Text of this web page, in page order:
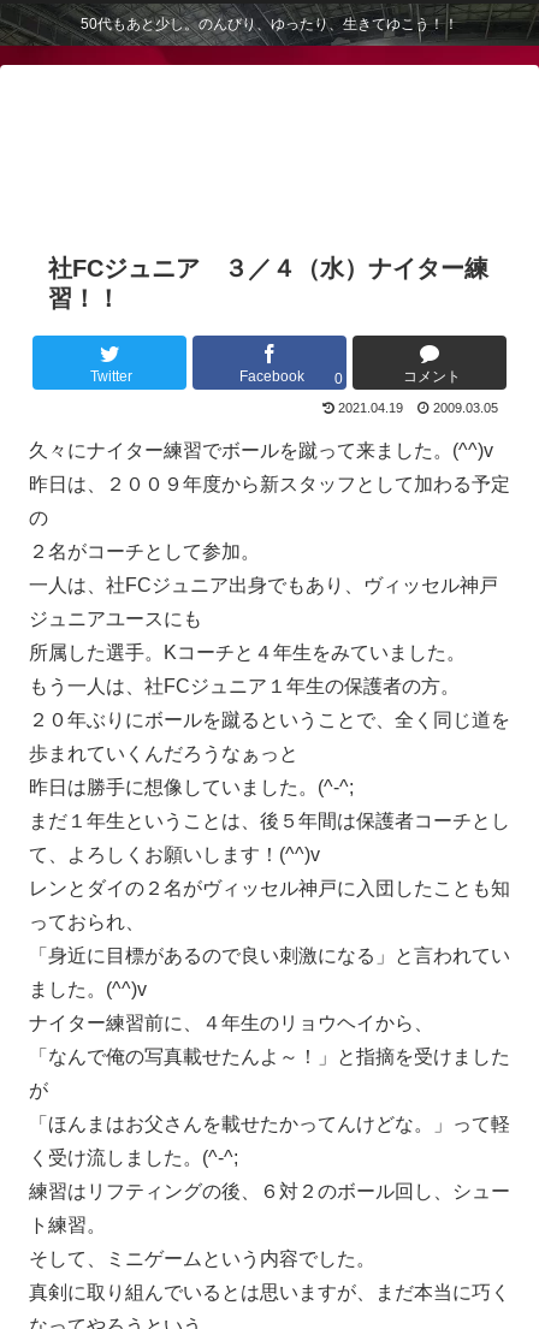
50代もあと少し。のんびり、ゆったり、生きてゆこう！！
社FCジュニア ３／４（水）ナイター練
習！！
Twitter Facebook 0 コメント
2021.04.19 2009.03.05
久々にナイター練習でボールを蹴って来ました。(^^)v
昨日は、２００９年度から新スタッフとして加わる予定
の
２名がコーチとして参加。
一人は、社FCジュニア出身でもあり、ヴィッセル神戸
ジュニアユースにも
所属した選手。Kコーチと４年生をみていました。
もう一人は、社FCジュニア１年生の保護者の方。
２０年ぶりにボールを蹴るということで、全く同じ道を
歩まれていくんだろうなぁっと
昨日は勝手に想像していました。(^-^;
まだ１年生ということは、後５年間は保護者コーチとし
て、よろしくお願いします！(^^)v
レンとダイの２名がヴィッセル神戸に入団したことも知
っておられ、
「身近に目標があるので良い刺激になる」と言われてい
ました。(^^)v
ナイター練習前に、４年生のリョウヘイから、
「なんで俺の写真載せたんよ～！」と指摘を受けました
が
「ほんまはお父さんを載せたかってんけどな。」って軽
く受け流しました。(^-^;
練習はリフティングの後、６対２のボール回し、シュー
ト練習。
そして、ミニゲームという内容でした。
真剣に取り組んでいるとは思いますが、まだ本当に巧く